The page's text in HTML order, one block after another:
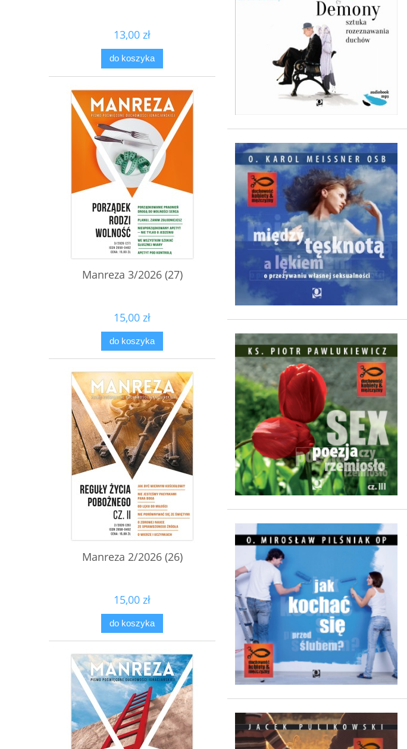
13,00 zł
do koszyka
Manreza 3/2026 (27)
15,00 zł
do koszyka
Manreza 2/2026 (26)
15,00 zł
do koszyka